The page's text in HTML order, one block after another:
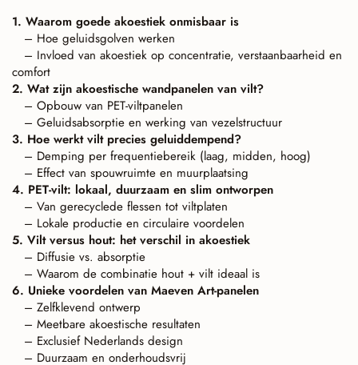
1. Waarom goede akoestiek onmisbaar is
– Hoe geluidsgolven werken
– Invloed van akoestiek op concentratie, verstaanbaarheid en
comfort
2. Wat zijn akoestische wandpanelen van vilt?
– Opbouw van PET-viltpanelen
– Geluidsabsorptie en werking van vezelstructuur
3. Hoe werkt vilt precies geluiddempend?
– Demping per frequentiebereik (laag, midden, hoog)
– Effect van spouwruimte en muurplaatsing
4. PET-vilt: lokaal, duurzaam en slim ontworpen
– Van gerecyclede flessen tot viltplaten
– Lokale productie en circulaire voordelen
5. Vilt versus hout: het verschil in akoestiek
– Diffusie vs. absorptie
– Waarom de combinatie hout + vilt ideaal is
6. Unieke voordelen van Maeven Art-panelen
– Zelfklevend ontwerp
– Meetbare akoestische resultaten
– Exclusief Nederlands design
– Duurzaam en onderhoudsvrij